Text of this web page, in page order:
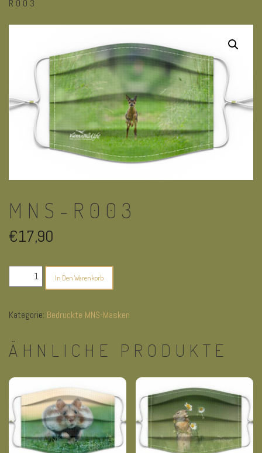
R003
MNS-R003
€17,90
r003
In Den Warenkorb
Kategorie: Bedruckte MNS-Masken
ÄHNLICHE PRODUKTE